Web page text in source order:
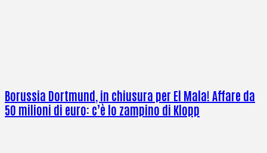
Borussia Dortmund, in chiusura per El Mala! Affare da
50 milioni di euro: c’è lo zampino di Klopp